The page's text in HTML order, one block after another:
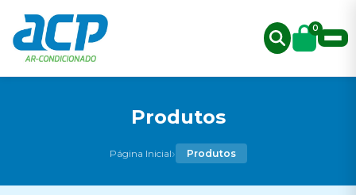
0
Produtos
Página Inicial› Produtos